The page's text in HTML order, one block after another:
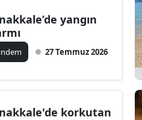
yangın
27 Temmuz 2026
korkutan